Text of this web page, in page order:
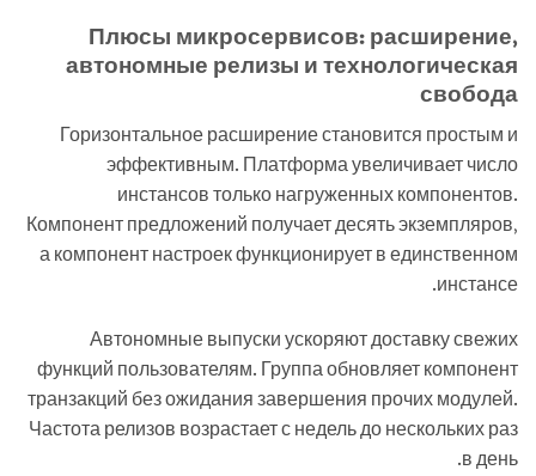
Плюсы микросервисов: расширение,
автономные релизы и технологическая
свобода
Горизонтальное расширение становится простым и
эффективным. Платформа увеличивает число
инстансов только нагруженных компонентов.
Компонент предложений получает десять экземпляров,
а компонент настроек функционирует в единственном
инстансе.
Автономные выпуски ускоряют доставку свежих
функций пользователям. Группа обновляет компонент
транзакций без ожидания завершения прочих модулей.
Частота релизов возрастает с недель до нескольких раз
в день.